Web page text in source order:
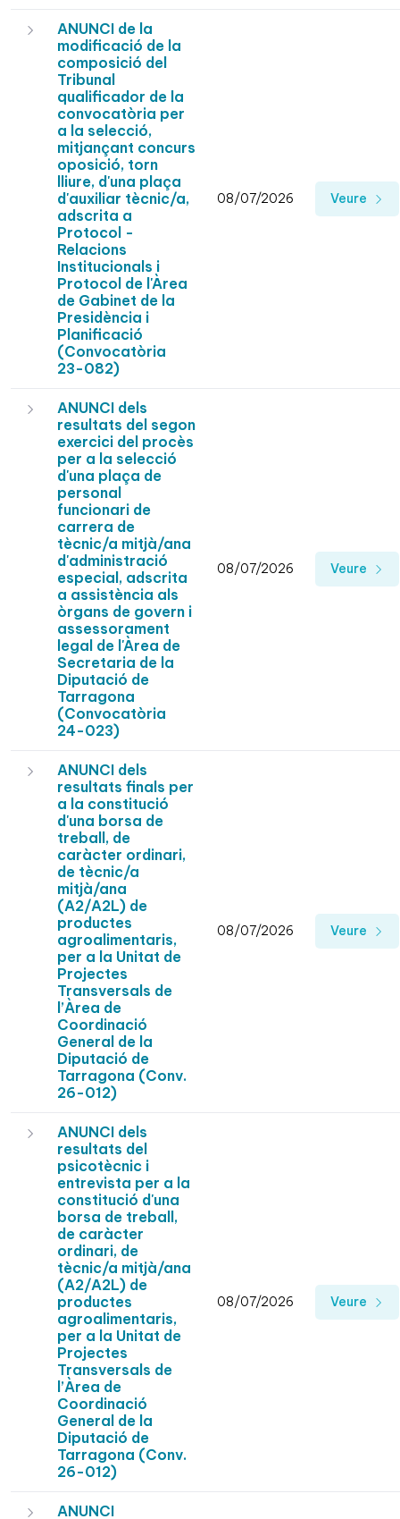
ANUNCI de la
modificació de la
composició del
Tribunal
qualificador de la
convocatòria per
a la selecció,
mitjançant concurs
oposició, torn
lliure, d'una plaça
d'auxiliar tècnic/a,
adscrita a
Protocol -
Relacions
Institucionals i
Protocol de l'Àrea
de Gabinet de la
Presidència i
Planificació
(Convocatòria
23-082)
08/07/2026 Veure
ANUNCI dels
resultats del segon
exercici del procès
per a la selecció
d'una plaça de
personal
funcionari de
carrera de
tècnic/a mitjà/ana
d'administració
especial, adscrita
a assistència als
òrgans de govern i
assessorament
legal de l'Àrea de
Secretaria de la
Diputació de
Tarragona
(Convocatòria
24-023)
08/07/2026 Veure
ANUNCI dels
resultats finals per
a la constitució
d'una borsa de
treball, de
caràcter ordinari,
de tècnic/a
mitjà/ana
(A2/A2L) de
productes
agroalimentaris,
per a la Unitat de
Projectes
Transversals de
l’Àrea de
Coordinació
General de la
Diputació de
Tarragona (Conv.
26-012)
08/07/2026 Veure
ANUNCI dels
resultats del
psicotècnic i
entrevista per a la
constitució d'una
borsa de treball,
de caràcter
ordinari, de
tècnic/a mitjà/ana
(A2/A2L) de
productes
agroalimentaris,
per a la Unitat de
Projectes
Transversals de
l’Àrea de
Coordinació
General de la
Diputació de
Tarragona (Conv.
26-012)
08/07/2026 Veure
ANUNCI